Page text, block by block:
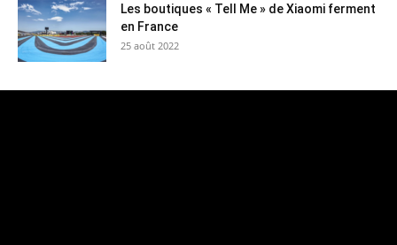
Les boutiques « Tell Me » de Xiaomi ferment
en France
25 août 2022